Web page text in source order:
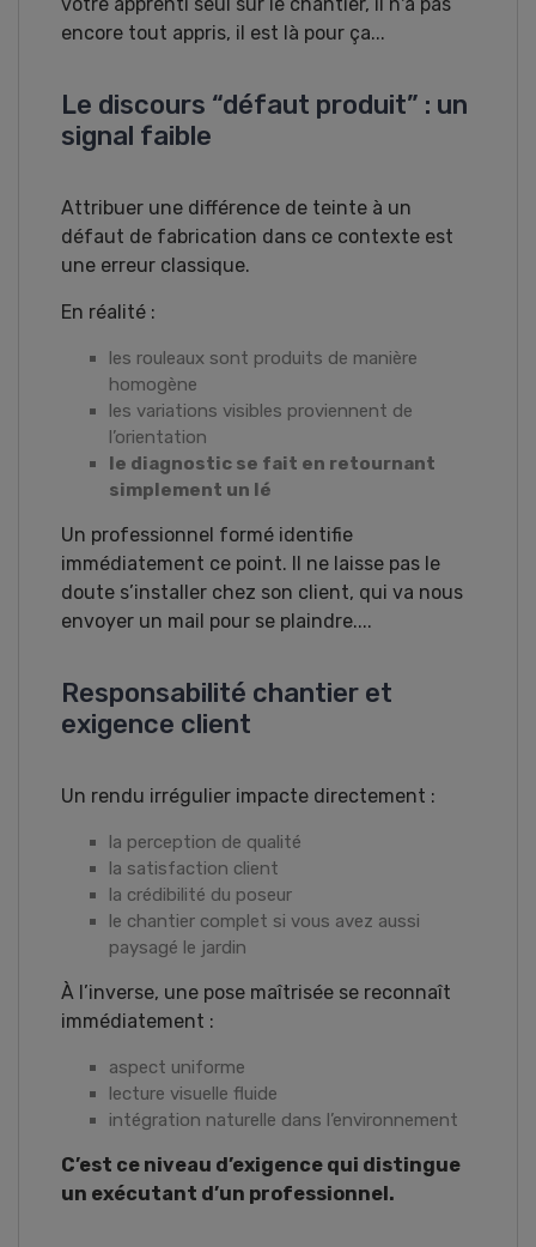
encore tout appris, il est là pour ça...
Le discours “défaut produit” : un
signal faible
Attribuer une différence de teinte à un
défaut de fabrication dans ce contexte est
une erreur classique.
En réalité :
les rouleaux sont produits de manière
homogène
les variations visibles proviennent de
l’orientation
le diagnostic se fait en retournant
simplement un lé
Un professionnel formé identifie
immédiatement ce point. Il ne laisse pas le
doute s’installer chez son client, qui va nous
envoyer un mail pour se plaindre....
Responsabilité chantier et
exigence client
Un rendu irrégulier impacte directement :
la perception de qualité
la satisfaction client
la crédibilité du poseur
le chantier complet si vous avez aussi
paysagé le jardin
À l’inverse, une pose maîtrisée se reconnaît
immédiatement :
aspect uniforme
lecture visuelle fluide
intégration naturelle dans l’environnement
C’est ce niveau d’exigence qui distingue
un exécutant d’un professionnel.